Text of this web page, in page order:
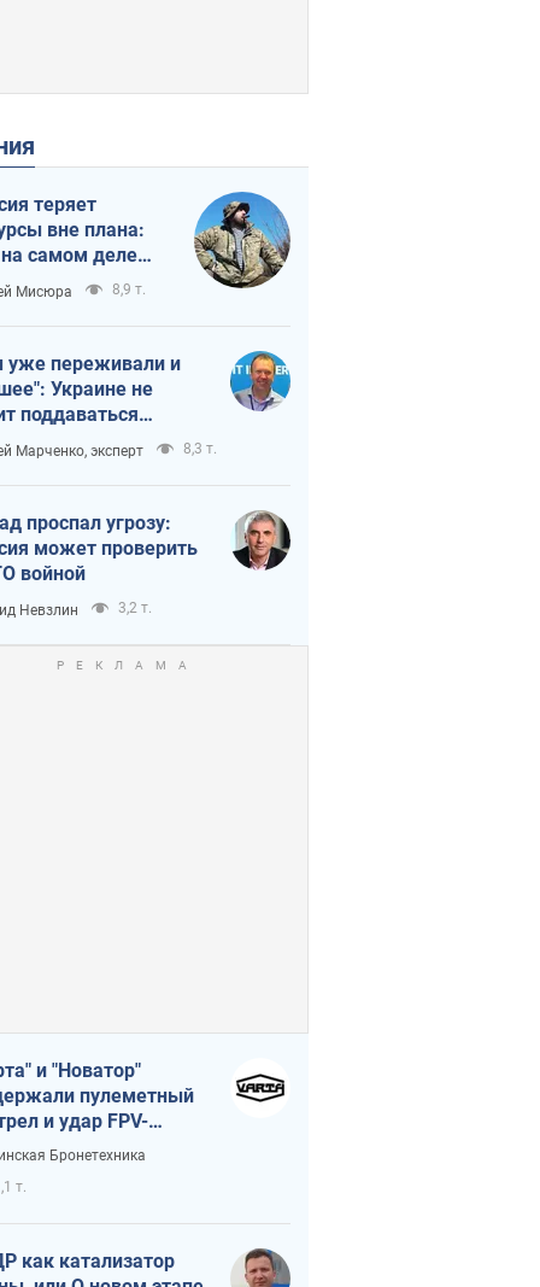
теряет
вне плана:
самом деле
темп войны
Мисюра 8,9 т.
переживали и
Украине не
поддаваться
из-за
террора
Марченко, эксперт 8,3 т.
проспал угрозу:
может проверить
войной
Невзлин 3,2 т.
и "Новатор"
пулеметный
и удар FPV-
сохранив жизнь
Бронетехника
т.
как катализатор